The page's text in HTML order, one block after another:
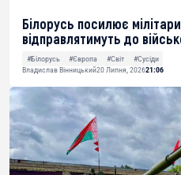
Білорусь посилює
відправлятимуть до
#Білорусь #Європа #Світ
#Сусіди
Владислав Вінницький20 Липня, 202621:06